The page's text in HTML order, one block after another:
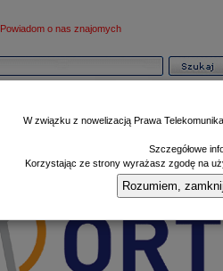
Powiadom o nas znajomych
Poczekalnia|
W związku z nowelizacją Prawa
Szczegółowe
Korzystając ze strony wyrażasz zgodę na
Rozumiem,